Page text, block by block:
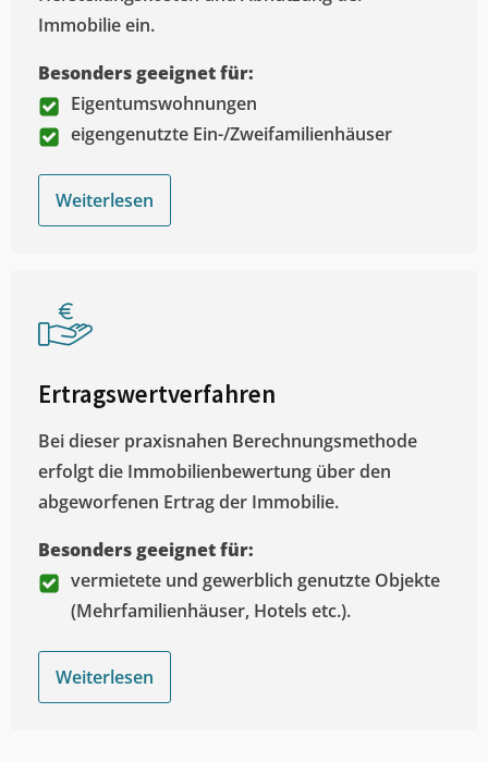
Immobilie ein.
Besonders geeignet für:
Eigentumswohnungen
eigengenutzte Ein-/Zweifamilienhäuser
Weiterlesen
Ertragswertverfahren
Bei dieser praxisnahen Berechnungsmethode
erfolgt die Immobilienbewertung über den
abgeworfenen Ertrag der Immobilie.
Besonders geeignet für:
vermietete und gewerblich genutzte Objekte
(Mehrfamilienhäuser, Hotels etc.).
Weiterlesen